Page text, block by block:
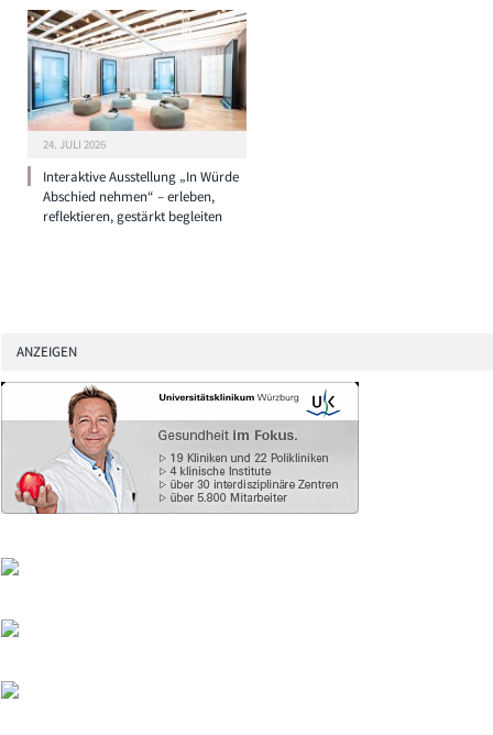
24. JULI 2026
Interaktive Ausstellung „In Würde
Abschied nehmen“ – erleben,
reflektieren, gestärkt begleiten
ANZEIGEN